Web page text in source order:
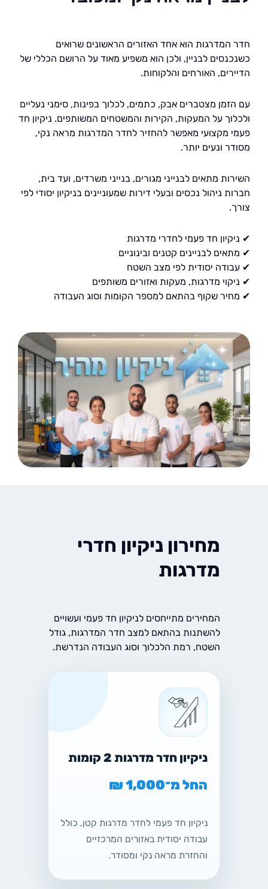
הוא אחד האזורים הראשונים שרואים
לבניין, ולכן הוא משפיע מאוד על הרושם הכללי של
האורחים והלקוחות.
מצטברים אבק, כתמים, לכלוך בפינות, סימני נעליים
על המעקות, הקירות והמשטחים המשותפים. ניקיון חד
מקצועי מאפשר להחזיר לחדר המדרגות מראה נקי,
ונעים יותר.
מתאים לבנייני מגורים, בנייני משרדים, ועד בית,
ניהול נכסים ובעלי דירות שמעוניינים בניקיון יסודי לפי
חד פעמי לחדרי מדרגות
לבניינים קטנים ובינוניים
יסודית לפי מצב השטח
מדרגות, מעקות ואזורים משותפים
שקוף בהתאם למספר הקומות וסוג העבודה
מחירון ניקיון חדרי
מדרגות
המחירים מתייחסים לניקיון חד פעמי ועשויים
להשתנות בהתאם למצב חדר המדרגות, גודל
השטח, רמת הלכלוך וסוג העבודה הנדרשת.
ניקיון חדר מדרגות 2 קומות
החל מ־1,000 ₪
ניקיון חד פעמי לחדר מדרגות קטן, כולל
עבודה יסודית באזורים המרכזיים
והחזרת מראה נקי ומסודר.